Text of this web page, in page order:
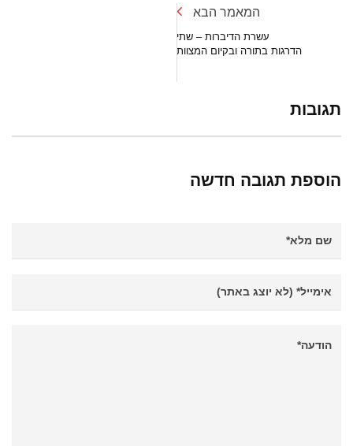
המאמר הבא
עשרת הדיברות – שתי
הדרגות בתורה ובקיום המצוות
תגובות
הוספת תגובה חדשה